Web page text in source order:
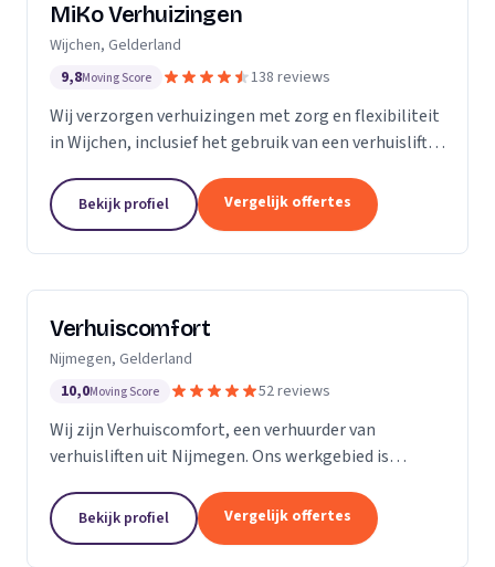
MiKo Verhuizingen
Wijchen, Gelderland
9,8Moving Score 138 reviews
Wij verzorgen verhuizingen met zorg en flexibiliteit
in Wijchen, inclusief het gebruik van een verhuislift
Bekijk profiel Vergelijk offertes
Verhuiscomfort
Nijmegen, Gelderland
10,0Moving Score 52 reviews
Wij zijn Verhuiscomfort, een verhuurder van
verhuisliften uit Nijmegen. Ons werkgebied is
Bekijk profiel Vergelijk offertes